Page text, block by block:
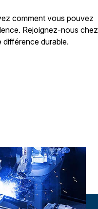
comment vous pouvez
Rejoignez-nous chez
durable.